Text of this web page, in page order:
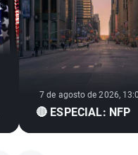
7 de agosto de 2026,
🔴 ESPECIAL: NFP